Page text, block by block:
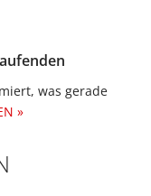
was gerade
»